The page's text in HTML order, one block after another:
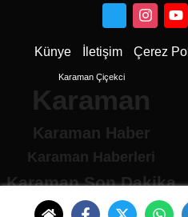
Künye İletişim Çerez
Karaman Çiçekci
Karaman
Karaman Haber
Karaman Haberleri
Karaman Son Dakika
Karaman son dakika Haberleri